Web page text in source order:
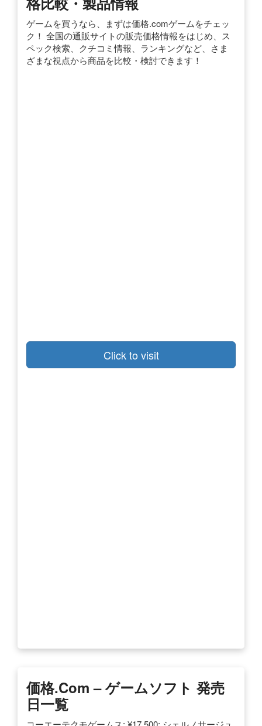
ゲームを買うなら、まずは価格.comゲームをチェッ
ク！ 全国の通販サイトの販売価格情報をはじめ、ス
ペック検索、クチコミ情報、ランキングなど、さま
ざまな視点から商品を比較・検討できます！
Click to visit
価格.com – ゲームソフト 発売
日一覧